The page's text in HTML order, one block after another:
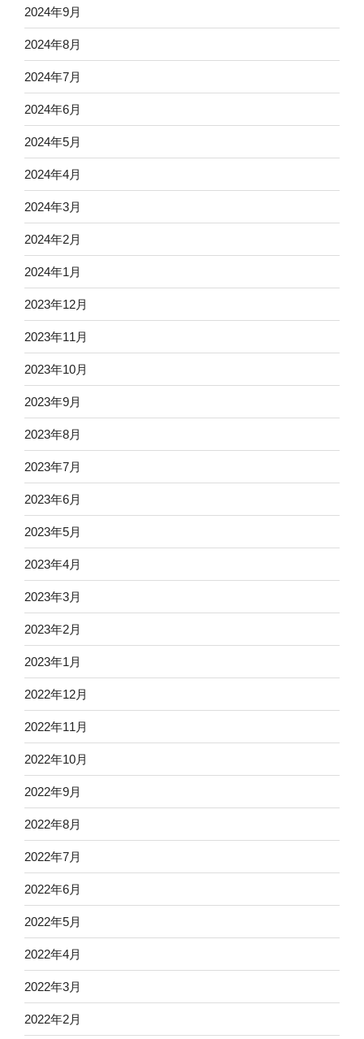
2024年9月
2024年8月
2024年7月
2024年6月
2024年5月
2024年4月
2024年3月
2024年2月
2024年1月
2023年12月
2023年11月
2023年10月
2023年9月
2023年8月
2023年7月
2023年6月
2023年5月
2023年4月
2023年3月
2023年2月
2023年1月
2022年12月
2022年11月
2022年10月
2022年9月
2022年8月
2022年7月
2022年6月
2022年5月
2022年4月
2022年3月
2022年2月